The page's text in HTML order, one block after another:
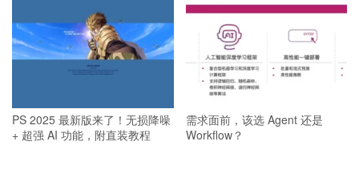
PS 2025 最新版来了！无损降噪
+ 超强 AI 功能，附直装教程
需求面前，该选 Agent 还是
Workflow？